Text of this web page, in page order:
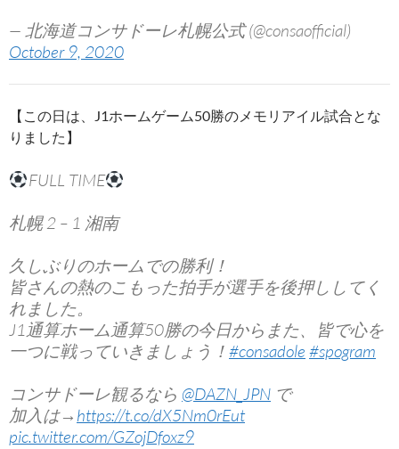
— 北海道コンサドーレ札幌公式 (@consaofficial)
October 9, 2020
【この日は、J1ホームゲーム50勝のメモリアイル試合とな
りました】
FULL TIME
札幌 2 – 1 湘南
久しぶりのホームでの勝利！
皆さんの熱のこもった拍手が選手を後押ししてく
れました。
J1通算ホーム通算50勝の今日からまた、皆で心を
一つに戦っていきましょう！ #consadole #spogram
コンサドーレ観るなら @DAZN_JPN で
加入は→ https://t.co/dX5Nm0rEut
pic.twitter.com/GZojDfoxz9